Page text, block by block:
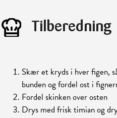
Tilberedning
Skær et kryds i hver figen,
bunden og fordel ost i
Fordel skinken over osten
Drys med frisk timian og